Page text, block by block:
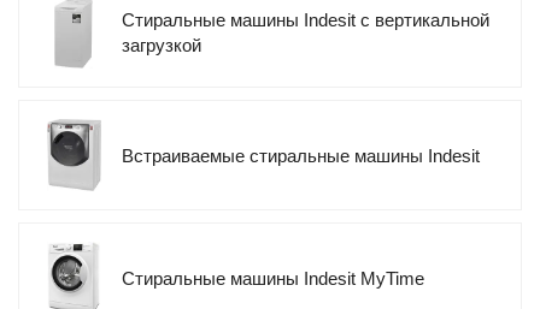
Стиральные машины Indesit с вертикальной
загрузкой
Встраиваемые стиральные машины Indesit
Стиральные машины Indesit MyTime